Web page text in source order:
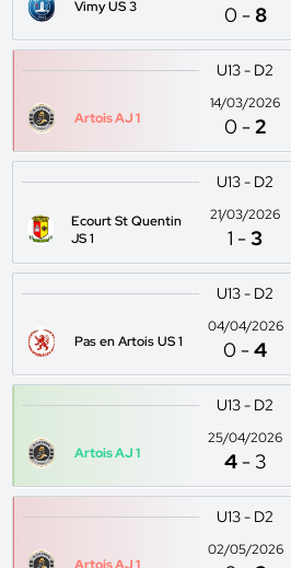
Vimy US 3 0 -8
U13 - D2
Artois AJ 1
14/03/2026
0 -2
U13 - D2
Ecourt St Quentin
JS 1
21/03/2026
1 -3
U13 - D2
Pas en Artois US 1
04/04/2026
0 -4
U13 - D2
Artois AJ 1
25/04/2026
4 - 3
U13 - D2
02/05/2026